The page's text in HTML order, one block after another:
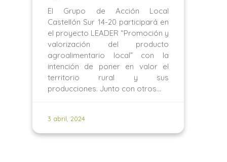
El Grupo de Acción Local
Castellón Sur 14-20 participará en
el proyecto LEADER “Promoción y
valorización del producto
agroalimentario local” con la
intención de poner en valor el
territorio rural y sus
producciones. Junto con otros…
3 abril, 2024